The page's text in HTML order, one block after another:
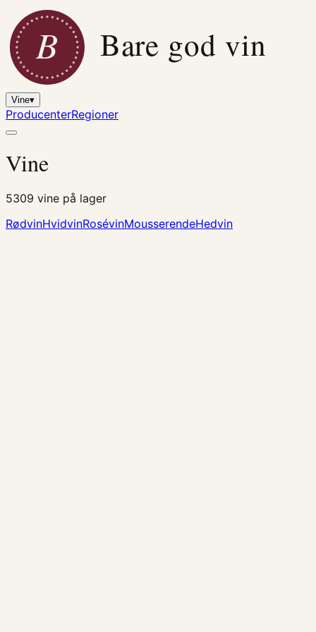
B Bare god vin
Vine▾
ProducenterRegioner
Vine
5309 vine på lager
RødvinHvidvinRosévinMousserendeHedvin